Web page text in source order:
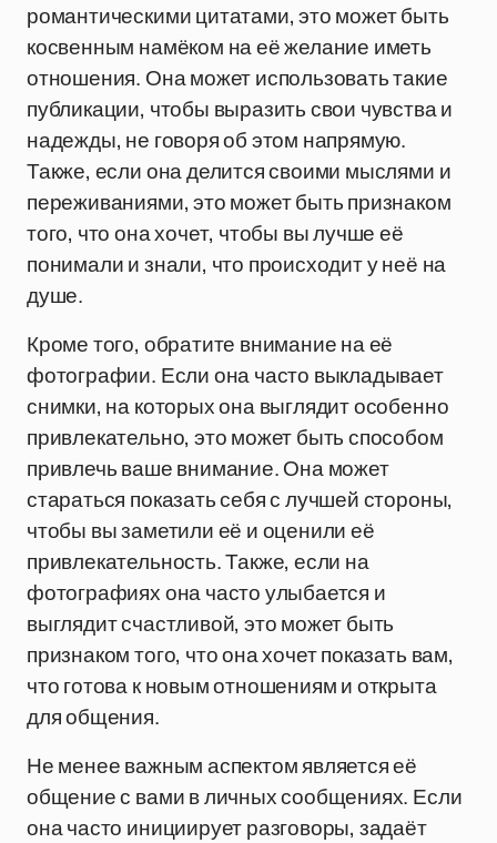
романтическими цитатами, это может быть
косвенным намёком на её желание иметь
отношения. Она может использовать такие
публикации, чтобы выразить свои чувства и
надежды, не говоря об этом напрямую.
Также, если она делится своими мыслями и
переживаниями, это может быть признаком
того, что она хочет, чтобы вы лучше её
понимали и знали, что происходит у неё на
душе.
Кроме того, обратите внимание на её
фотографии. Если она часто выкладывает
снимки, на которых она выглядит особенно
привлекательно, это может быть способом
привлечь ваше внимание. Она может
стараться показать себя с лучшей стороны,
чтобы вы заметили её и оценили её
привлекательность. Также, если на
фотографиях она часто улыбается и
выглядит счастливой, это может быть
признаком того, что она хочет показать вам,
что готова к новым отношениям и открыта
для общения.
Не менее важным аспектом является её
общение с вами в личных сообщениях. Если
она часто инициирует разговоры, задаёт